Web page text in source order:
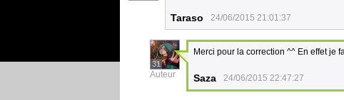
Taraso 24/06/2015 21:01:37
31
Auteur
Merci pour la correction ^^ En effet je
Saza 24/06/2015 22:47:27